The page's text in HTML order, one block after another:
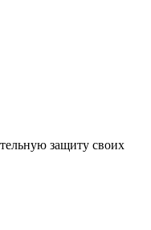
защиту своих